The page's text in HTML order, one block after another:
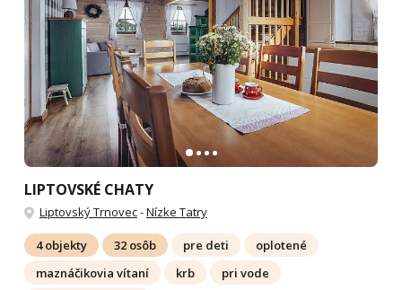
LIPTOVSKÉ CHATY
Liptovský Trnovec-Nízke Tatry
4 objekty 32 osôb pre deti
oplotené
maznáčikovia vítaní
krb
pri vode